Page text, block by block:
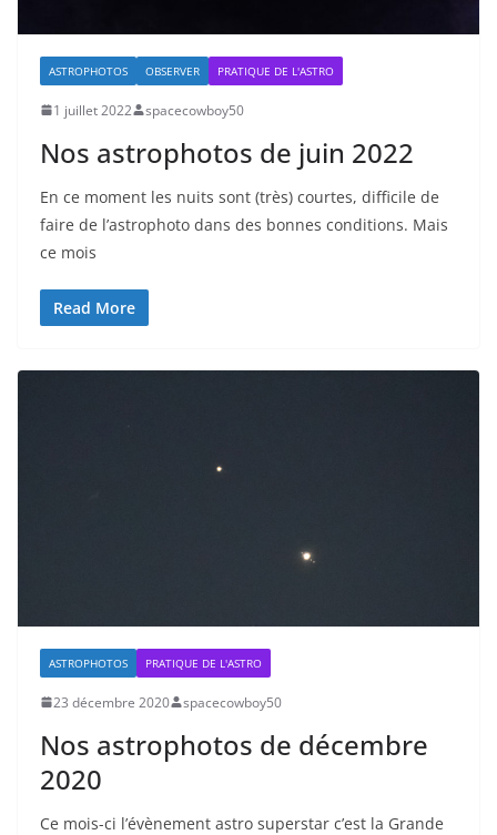
ASTROPHOTOS OBSERVER PRATIQUE DE L'ASTRO
1 juillet 2022 spacecowboy50
Nos astrophotos de juin 2022
En ce moment les nuits sont (très) courtes, difficile de
faire de l’astrophoto dans des bonnes conditions. Mais
ce mois
Read More
ASTROPHOTOS PRATIQUE DE L'ASTRO
23 décembre 2020 spacecowboy50
Nos astrophotos de décembre
2020
Ce mois-ci l’évènement astro superstar c’est la Grande